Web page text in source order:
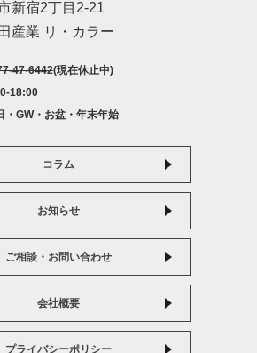
新宿2丁目2-21
産業 リ・カラー
47-6442(現在休止中)
18:00
・GW・お盆・年末年始
コラム
お知らせ
ご相談・お問い合わせ
会社概要
プライバシーポリシー